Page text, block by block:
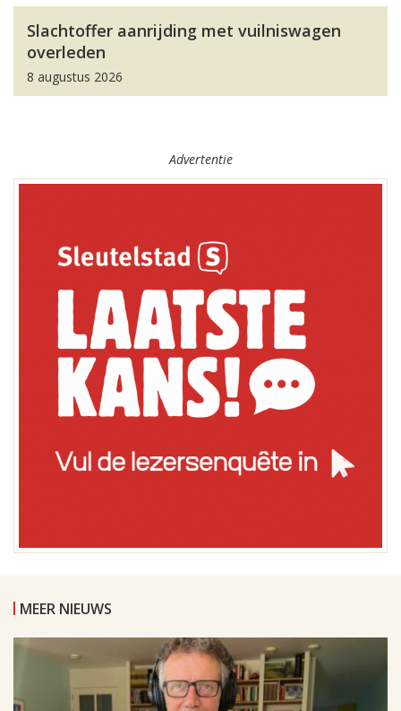
Slachtoffer aanrijding met vuilniswagen
overleden
8 augustus 2026
Advertentie
MEER NIEUWS